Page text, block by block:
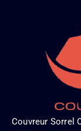
Couvreur Sorrel